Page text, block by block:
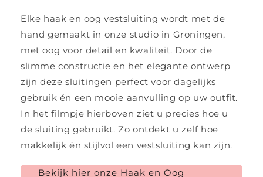
Elke haak en oog vestsluiting wordt met de
hand gemaakt in onze studio in Groningen,
met oog voor detail en kwaliteit. Door de
slimme constructie en het elegante ontwerp
zijn deze sluitingen perfect voor dagelijks
gebruik én een mooie aanvulling op uw outfit.
In het filmpje hierboven ziet u precies hoe u
de sluiting gebruikt. Zo ontdekt u zelf hoe
makkelijk én stijlvol een vestsluiting kan zijn.
Bekijk hier onze Haak en Oog